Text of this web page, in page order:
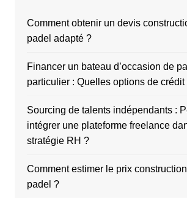
Comment obtenir un devis
padel adapté ?
Financer un bateau d’occasion de
particulier : Quelles options de
Sourcing de talents indépendants :
intégrer une plateforme freelance
stratégie RH ?
Comment estimer le prix
padel ?